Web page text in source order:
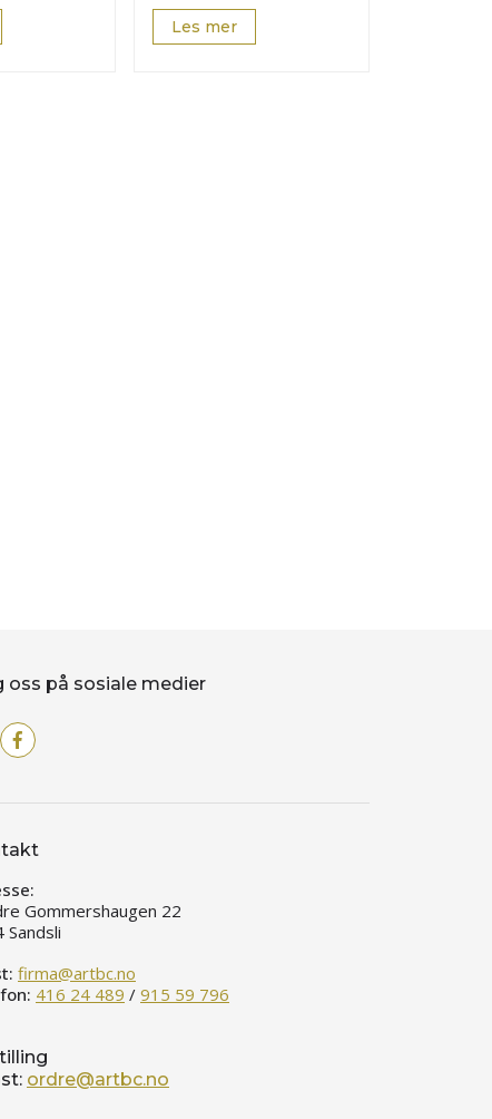
Les mer
oss på sosiale medier
Gommershaugen 22
Sandsli
firma@artbc.no
416 24 489 / 915 59 796
ordre@artbc.no